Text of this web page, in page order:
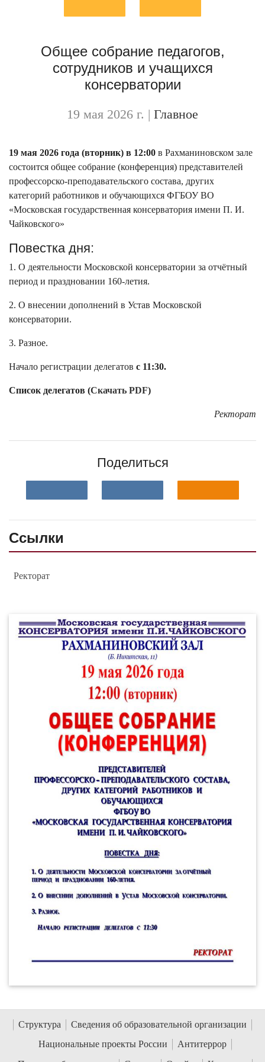
Общее собрание педагогов,
сотрудников и учащихся
консерватории
19 мая 2026 г. | Главное
19 мая 2026 года (вторник) в 12:00 в Рахманиновском зале
состоится общее собрание (конференция) представителей
профессорско-преподавательского состава, других
категорий работников и обучающихся ФГБОУ ВО
«Московская государственная консерватория имени П. И.
Чайковского»
Повестка дня:
1. О деятельности Московской консерватории за отчётный
период и праздновании 160-летия.
2. О внесении дополнений в Устав Московской
консерватории.
3. Разное.
Начало регистрации делегатов с 11:30.
Список делегатов (Скачать PDF)
Ректорат
Поделиться
Ссылки
Ректорат
Структура
Сведения об образовательной организации
Национальные проекты России
Антитеррор